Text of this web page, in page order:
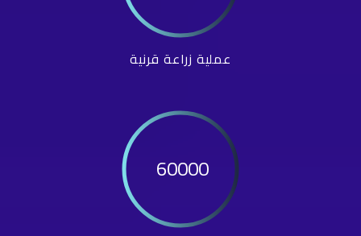
عملية زراعة قرنية
60000